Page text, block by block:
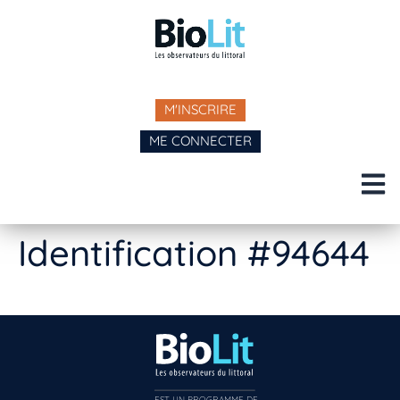
M'INSCRIRE
ME CONNECTER
Identification #94644